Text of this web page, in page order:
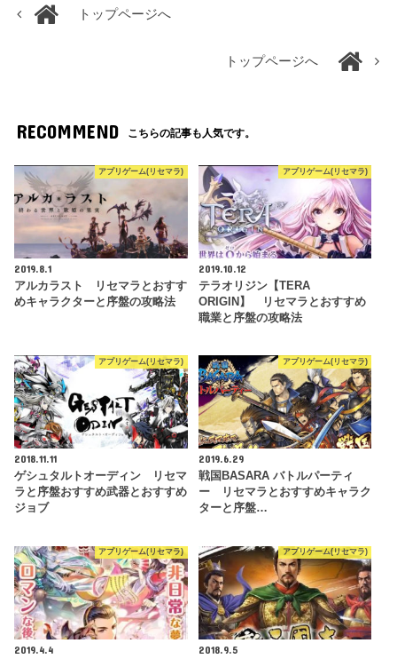
トップページへ
トップページへ
RECOMMEND こちらの記事も人気です。
アプリゲーム(リセマラ)
2019.8.1
アルカラスト リセマラとおすす
めキャラクターと序盤の攻略法
アプリゲーム(リセマラ)
2019.10.12
テラオリジン【TERA
ORIGIN】 リセマラとおすすめ
職業と序盤の攻略法
アプリゲーム(リセマラ)
2018.11.11
ゲシュタルトオーディン リセマ
ラと序盤おすすめ武器とおすすめ
ジョブ
アプリゲーム(リセマラ)
2019.6.29
戦国BASARA バトルパーティ
ー リセマラとおすすめキャラク
ターと序盤…
アプリゲーム(リセマラ)
2019.4.4
アプリゲーム(リセマラ)
2018.9.5